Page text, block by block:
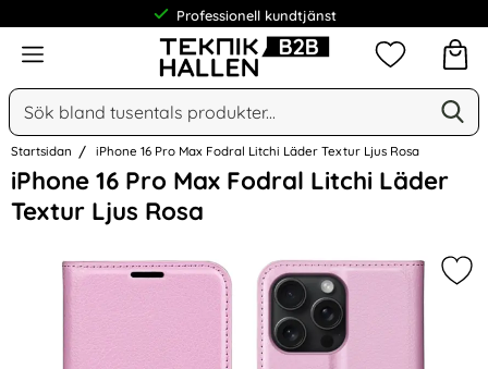
Professionell kundtjänst
Meny
Sök
Sök på Narse Group AB
Mina
Startsidan iPhone 16 Pro Max Fodral Litchi Läder Textur Ljus Rosa
iPhone 16 Pro Max Fodral Litchi Läder
Textur Ljus Rosa
Hoppa
över
Bilder